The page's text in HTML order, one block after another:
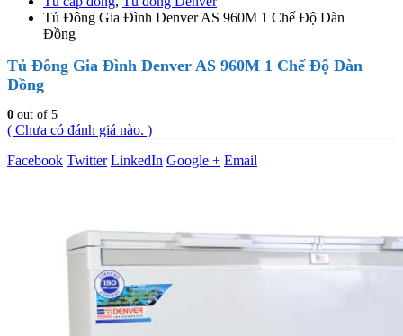
Tủ Đông Gia Đình Denver AS 960M 1 Chế Độ Dàn
Đồng
Tủ Đông Gia Đình Denver AS 960M 1 Chế Độ Dàn
Đồng
0 out of 5
( Chưa có đánh giá nào. )
Facebook Twitter LinkedIn Google + Email